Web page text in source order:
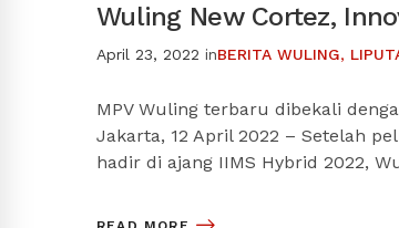
Wuling New Cortez,
April 23, 2022 inBERITA WULING,
MPV Wuling terbaru dibekali
Jakarta, 12 April 2022 – Setelah
hadir di ajang IIMS Hybrid 2022,